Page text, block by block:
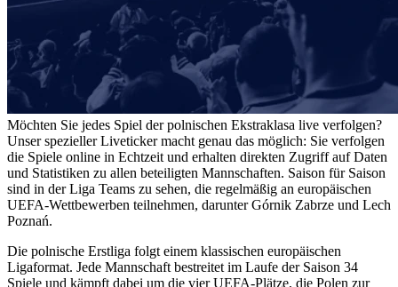
Möchten Sie jedes Spiel der polnischen Ekstraklasa live verfolgen?
Unser spezieller Liveticker macht genau das möglich: Sie verfolgen
die Spiele online in Echtzeit und erhalten direkten Zugriff auf Daten
und Statistiken zu allen beteiligten Mannschaften. Saison für Saison
sind in der Liga Teams zu sehen, die regelmäßig an europäischen
UEFA-Wettbewerben teilnehmen, darunter Górnik Zabrze und Lech
Poznań.
Die polnische Erstliga folgt einem klassischen europäischen
Ligaformat. Jede Mannschaft bestreitet im Laufe der Saison 34
Spiele und kämpft dabei um die vier UEFA-Plätze, die Polen zur